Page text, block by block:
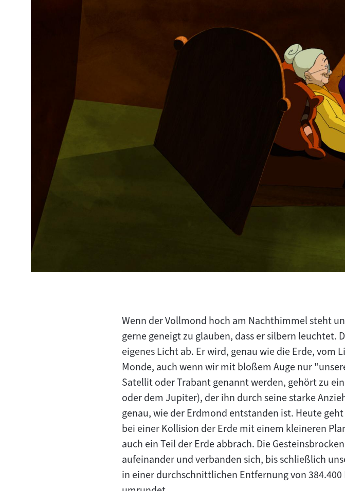
Wenn der Vollmond hoch am Nachthimmel steht
gerne geneigt zu glauben, dass er silbern
eigenes Licht ab. Er wird, genau wie die Erde, vom
Monde, auch wenn wir mit bloßem Auge nur
Satellit oder Trabant genannt werden, gehört zu
oder dem Jupiter), der ihn durch seine starke
genau, wie der Erdmond entstanden ist. Heute
bei einer Kollision der Erde mit einem kleineren
auch ein Teil der Erde abbrach. Die
aufeinander und verbanden sich, bis schließlich
in einer durchschnittlichen Entfernung von